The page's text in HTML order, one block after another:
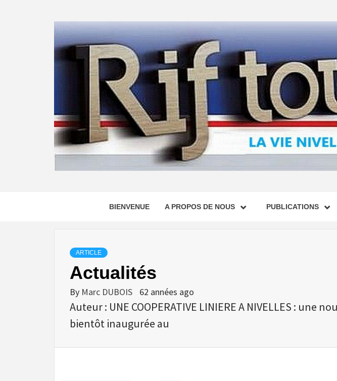
BIENVENUE A PROPOS DE NOUS PUBLICATIONS
ARTICLE
Actualités
By Marc DUBOIS 62 années ago
Auteur : UNE COOPERATIVE LINIERE A NIVELLES : une
bientôt inaugurée au